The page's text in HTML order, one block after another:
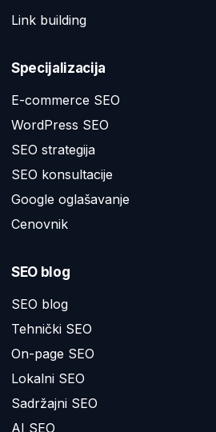
Link building
Specijalizacija
E-commerce SEO
WordPress SEO
SEO strategija
SEO konsultacije
Google oglašavanje
Cenovnik
SEO blog
SEO blog
Tehnički SEO
On-page SEO
Lokalni SEO
Sadržajni SEO
AI SEO